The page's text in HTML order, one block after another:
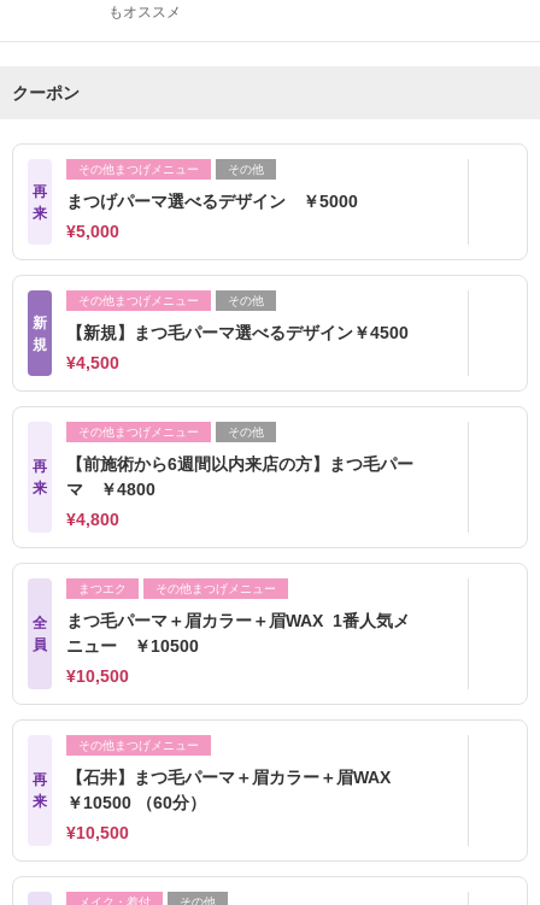
もオススメ
クーポン
再
来
その他まつげメニュー その他
まつげパーマ選べるデザイン ￥5000
¥5,000
新
規
その他まつげメニュー その他
【新規】まつ毛パーマ選べるデザイン￥4500
¥4,500
再
来
その他まつげメニュー その他
【前施術から6週間以内来店の方】まつ毛パー
マ ￥4800
¥4,800
全
員
まつエク その他まつげメニュー
まつ毛パーマ＋眉カラー＋眉WAX 1番人気メ
ニュー ￥10500
¥10,500
再
来
その他まつげメニュー
【石井】まつ毛パーマ＋眉カラー＋眉WAX
￥10500 （60分）
¥10,500
メイク・着付 その他